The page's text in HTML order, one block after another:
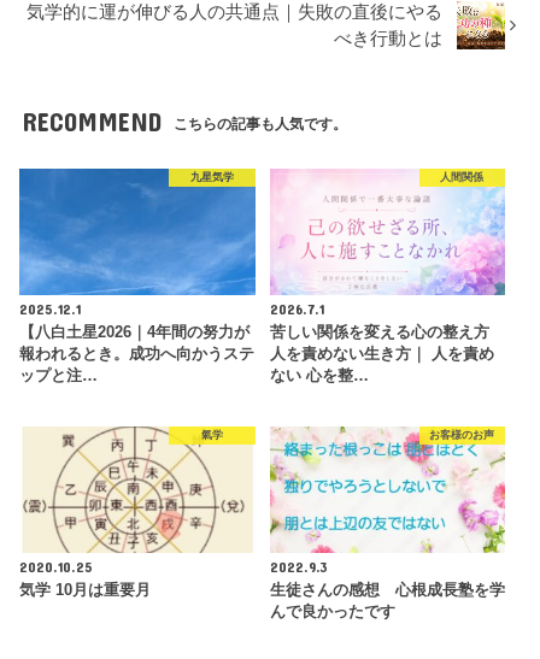
気学的に運が伸びる人の共通点｜失敗の直後にやる
べき行動とは
RECOMMEND こちらの記事も人気です。
九星気学
2025.12.1
【八白土星2026｜4年間の努力が
報われるとき。成功へ向かうステ
ップと注…
人間関係
2026.7.1
苦しい関係を変える心の整え方
人を責めない生き方｜ 人を責め
ない 心を整…
氣学
2020.10.25
気学 10月は重要月
お客様のお声
2022.9.3
生徒さんの感想 心根成長塾を学
んで良かったです